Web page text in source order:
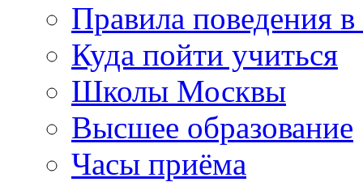
Правила поведения
Куда пойти учиться
Школы Москвы
Высшее образование
Часы приёма